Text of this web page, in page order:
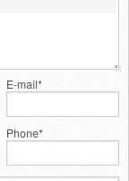
- MFT 3000 D
- MFT 6000 D
- MFT 8000 D